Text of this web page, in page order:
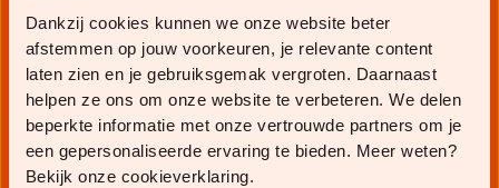
Dankzij cookies kunnen we onze website beter
afstemmen op jouw voorkeuren, je relevante content
laten zien en je gebruiksgemak vergroten. Daarnaast
helpen ze ons om onze website te verbeteren. We delen
beperkte informatie met onze vertrouwde partners om je
een gepersonaliseerde ervaring te bieden. Meer weten?
Bekijk onze cookieverklaring.